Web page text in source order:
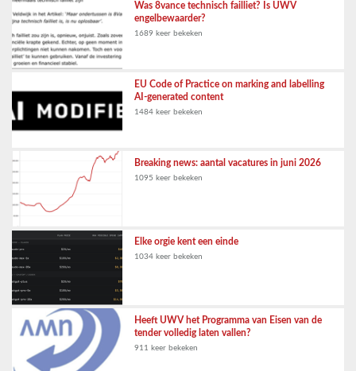
Was 8vance technisch failliet? Is UWV
engelbewaarder?
1689 keer bekeken
EU Code of Practice on marking and labelling
AI-generated content
1484 keer bekeken
Breaking news: aantal vacatures in juni 2026
1095 keer bekeken
Elke orgie kent een einde
1034 keer bekeken
Heeft UWV het Programma van Eisen van de
tender volledig laten vallen?
911 keer bekeken